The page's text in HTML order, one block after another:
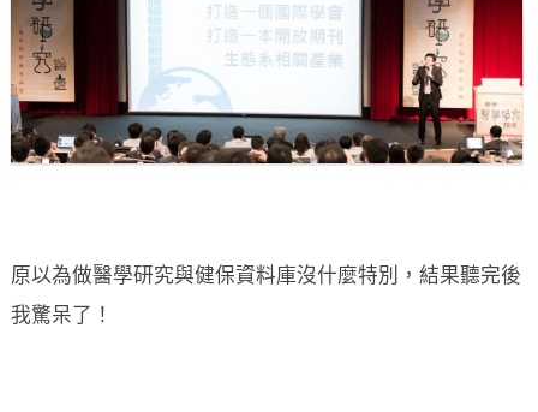
原以為做醫學研究與健保資料庫沒什麼特別，結果聽完後
我驚呆了！